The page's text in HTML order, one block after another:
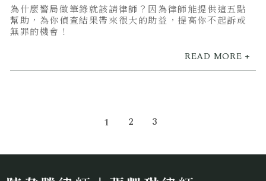
為什麼警局做筆錄就該請律師？因為律師能提供這五點
幫助，為你偵查結果帶來很大的助益，提高你不起訴或
無罪的機會！
1 2 3